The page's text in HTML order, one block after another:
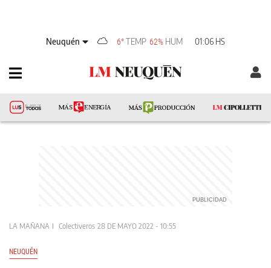
Neuquén 6° TEMP 62% HUM 01:06 HS
LA MAÑANA Colectiveros 28 DE MAYO 2022 - 10:55
NEUQUÉN